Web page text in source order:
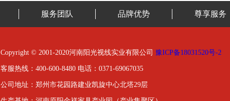
服务团队 品牌优势 尊享服务
Copyright © 2001-2020河南阳光视线实业有限公司 豫ICP备18031520号-2
客服热线：400-600-8480 电话：0371-69067035
公司地址：郑州市花园路建业凯旋中心北塔29层